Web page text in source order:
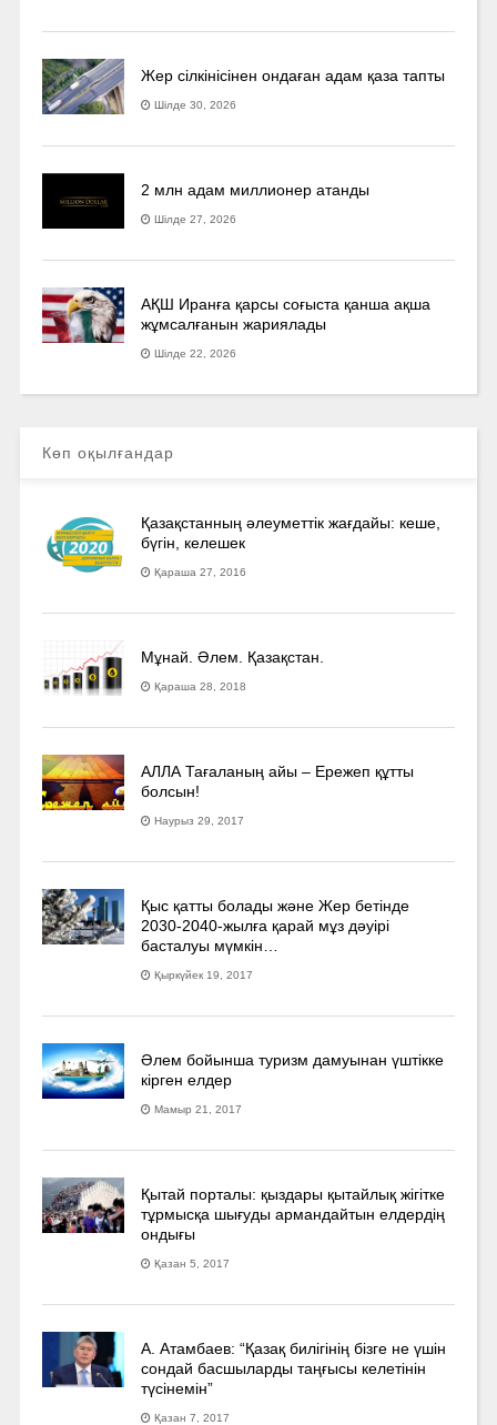
Жер сілкінісінен ондаған адам қаза тапты
Шілде 30, 2026
2 млн адам миллионер атанды
Шілде 27, 2026
АҚШ Иранға қарсы соғыста қанша ақша
жұмсалғанын жариялады
Шілде 22, 2026
Көп оқылғандар
Қазақстанның әлеуметтік жағдайы: кеше,
бүгін, келешек
Қараша 27, 2016
Мұнай. Әлем. Қазақстан.
Қараша 28, 2018
АЛЛА Тағаланың айы – Ережеп құтты
болсын!
Наурыз 29, 2017
Қыс қатты болады және Жер бетінде
2030-2040­-жылға қарай мұз дәуірі
басталуы мүмкін…
Қыркүйек 19, 2017
Әлем бойынша туризм дамуынан үштікке
кірген елдер
Мамыр 21, 2017
Қытай порталы: қыздары қытайлық жігітке
тұрмысқа шығуды армандайтын елдердің
ондығы
Қазан 5, 2017
А. Атамбаев: “Қазақ билігінің бізге не үшін
сондай басшыларды таңғысы келетінін
түсінемін”
Қазан 7, 2017